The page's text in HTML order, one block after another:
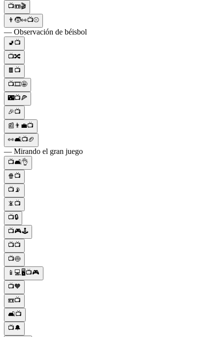
📺📼🎬
👨🧒👀📺⚾
— Observación de béisbol
🚽📺
📺🔀
🍫📺
📺🎞🤩
🌃📺🍕
🎉📺
📰👨‍💼📺
👀🛋📺🏈
— Mirando el gran juego
📺🛋️👌
🍿📺
📺📡
📵📺
📺🔒
📺🎮🕹️
📺📺
📺🍥
📱💻🖥️📺🎮
📺🧡
📼📺
🛋️📺
📺🔔